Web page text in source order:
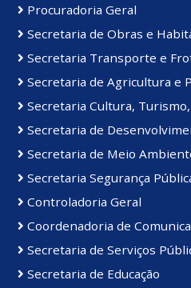
Procuradoria Geral
Secretaria de Obras e
Secretaria Transporte e
Secretaria de Agricultura e
Secretaria Cultura,
Secretaria de
Secretaria de Meio
Secretaria Segurança
Controladoria Geral
Coordenadoria de
Secretaria de Serviços
Secretaria de Educação